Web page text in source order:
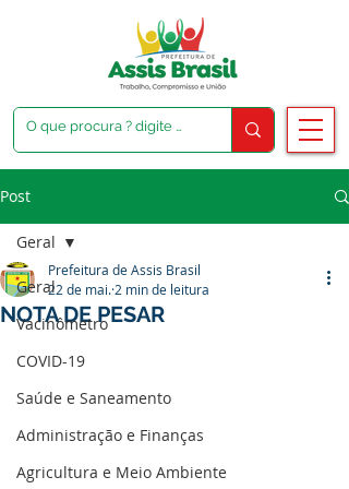
Post
Geral
Vacinômetro
COVID-19
Saúde e Saneamento
Administração e Finanças
Agricultura e Meio Ambiente
Geral
NOTA DE PESAR
Prefeitura de Assis Brasil
22 de mai. 2 min de leitura